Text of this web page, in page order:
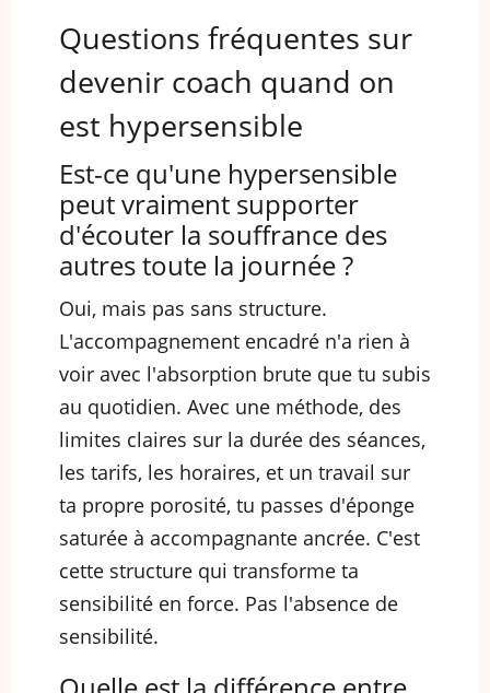
Questions fréquentes sur
devenir coach quand on
est hypersensible
Est-ce qu'une hypersensible
peut vraiment supporter
d'écouter la souffrance des
autres toute la journée ?
Oui, mais pas sans structure.
L'accompagnement encadré n'a rien à
voir avec l'absorption brute que tu subis
au quotidien. Avec une méthode, des
limites claires sur la durée des séances,
les tarifs, les horaires, et un travail sur
ta propre porosité, tu passes d'éponge
saturée à accompagnante ancrée. C'est
cette structure qui transforme ta
sensibilité en force. Pas l'absence de
sensibilité.